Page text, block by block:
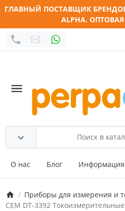
ГЛАВНЫЙ ПОСТАВЩИК БРЕНДОВ
ALPHA.
О нас Блог Информация
Приборы для измерения и
CEM DT-3392